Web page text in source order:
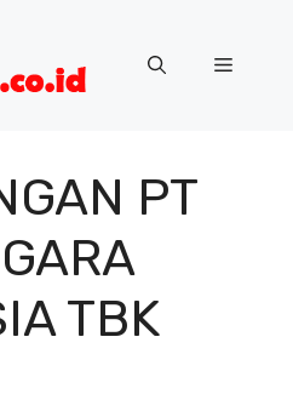
Menu
PT
TBK